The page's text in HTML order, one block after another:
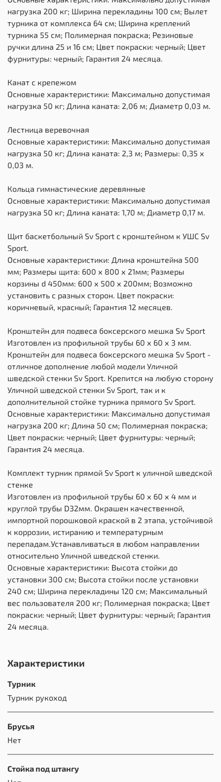
нагрузка 200 кг; Ширина перекладины 100 см; Вылет
турника от комплекса 64 см; Ширина креплений
турника 55 см; Полимерная покраска; Резиновые
ручки длина 25 и 16 см; Цвет покраски: черный; Цвет
фурнитуры: черный; Гарантия 24 месяца.
Канат с крепежом
Основные характеристики: Максимально допустимая
нагрузка 50 кг; Длина каната: 2,06 м; Диаметр 0,03 м.
Лестница веревочная
Основные характеристики: Максимально допустимая
нагрузка 50 кг; Длина каната: 2,3 м; Размеры: 0,35 х
0,03 м.
Кольца гимнастические деревянные
Основные характеристики: Максимально допустимая
нагрузка 50 кг; Длина каната: 1,70 м; Диаметр 0,17 м.
Щит баскетбольный Sv Sport c кронштейном к УШС Sv
Sport.
Основные характеристики: Длина кронштейна 500
мм; Размеры щита: 600 х 800 х 21мм; Размеры
корзины d 450мм: 600 х 500 х 200мм; Возможно
установить с разных сторон. Цвет покраски:
коричневый, красный; Гарантия 12 месяцев.
Кронштейн для подвеса боксерского мешка Sv Sport
Изготовлен из профильной трубы 60 х 60 х 3 мм.
Кронштейн для подвеса боксерского мешка Sv Sport -
отличное дополнение любой модели Уличной
шведской стенки Sv Sport. Крепится на любую сторону
Уличной шведской стенки Sv Sport, так и к
дополнительной стойке турника прямого Sv Sport.
Основные характеристики: Максимально допустимая
нагрузка 200 кг; Длина 50 см; Полимерная покраска;
Цвет покраски: черный; Цвет фурнитуры: черный;
Гарантия 24 месяца.
Комплект турник прямой Sv Sport к уличной шведской
стенке
Изготовлен из профильной трубы 60 х 60 х 4 мм и
круглой трубы D32мм. Окрашен качественной,
импортной порошковой краской в 2 этапа, устойчивой
к коррозии, истиранию и температурным
перепадам.Устанавливаться в любом направлении
относительно Уличной шведской стенки.
Основные характеристики: Высота стойки до
установки 300 см; Высота стойки после установки
240 см; Ширина перекладины 120 см; Максимальный
вес пользователя 200 кг; Полимерная покраска; Цвет
покраски: черный; Цвет фурнитуры: черный; Гарантия
24 месяца.
Характеристики
Турник
Турник рукоход
Брусья
Нет
Стойка под штангу